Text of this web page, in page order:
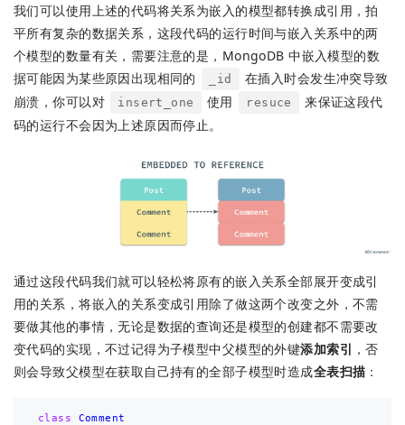
我们可以使用上述的代码将关系为嵌入的模型都转换成引用，拍
平所有复杂的数据关系，这段代码的运行时间与嵌入关系中的两
个模型的数量有关，需要注意的是，MongoDB 中嵌入模型的数
据可能因为某些原因出现相同的
_id
在插入时会发生冲突导致
崩溃，你可以对
insert_one 使用 resuce
来保证这段代
码的运行不会因为上述原因而停止。
通过这段代码我们就可以轻松将原有的嵌入关系全部展开变成引
用的关系，将嵌入的关系变成引用除了做这两个改变之外，不需
要做其他的事情，无论是数据的查询还是模型的创建都不需要改
变代码的实现，不过记得为子模型中父模型的外键添加索引 ，否
则会导致父模型在获取自己持有的全部子模型时造成全表扫描 ：
class
Comment